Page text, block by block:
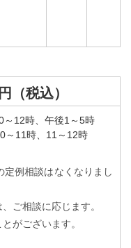
税込）
12時、午後1～5時
～11時、11～12時
例相談はなくなりまし
ご相談に応じます。
がございます。